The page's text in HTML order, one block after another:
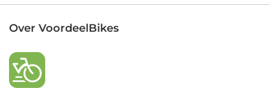
Over VoordeelBikes